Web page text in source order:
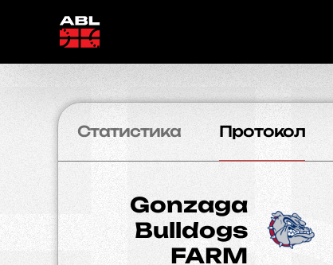
Статистика Протокол
Gonzaga
Bulldogs
FARM